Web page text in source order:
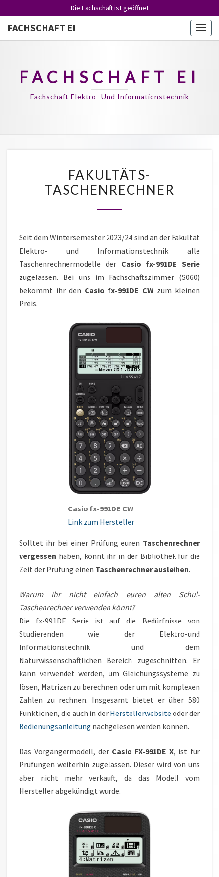
Die Fachschaft istgeöffnet
FACHSCHAFT EI
FACHSCHAFT EI
Fachschaft Elektro- Und Informationstechnik
TASCHENRECHNER
FAKULTÄTS-
TASCHENRECHNER
Seit dem Wintersemester 2023/24 sind an der Fakultät
Elektro- und Informationstechnik alle
Taschenrechnermodelle der Casio fx-991DE Serie
zugelassen. Bei uns im Fachschaftszimmer (S060)
bekommt ihr den Casio fx-991DE CW zum kleinen
Preis.
Casio fx-991DE CW
Link zum Hersteller
Solltet ihr bei einer Prüfung euren Taschenrechner
vergessen haben, könnt ihr in der Bibliothek für die
Zeit der Prüfung einen Taschenrechner ausleihen.
Warum ihr nicht einfach euren alten Schul-
Taschenrechner verwenden könnt?
Die fx-991DE Serie ist auf die Bedürfnisse von
Studierenden wie der Elektro-und
Informationstechnik und dem
Naturwissenschaftlichen Bereich zugeschnitten. Er
kann verwendet werden, um Gleichungssysteme zu
lösen, Matrizen zu berechnen oder um mit komplexen
Zahlen zu rechnen. Insgesamt bietet er über 580
Funktionen, die auch in der Herstellerwebsite oder der
Bedienungsanleitung nachgelesen werden können.
Das Vorgängermodell, der Casio FX-991DE X, ist für
Prüfungen weiterhin zugelassen. Dieser wird von uns
aber nicht mehr verkauft, da das Modell vom
Hersteller abgekündigt wurde.